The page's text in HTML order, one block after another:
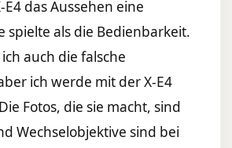
E4 das Aussehen eine
spielte als die Bedienbarkeit.
auch die falsche
ich werde mit der X-E4
Fotos, die sie macht, sind
Wechselobjektive sind bei